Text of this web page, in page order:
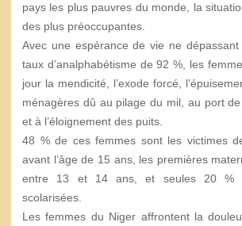
pays les plus pauvres du monde, la
des plus préoccupantes.
Avec une espérance de vie ne
taux d’analphabétisme de 92 %, les
jour la mendicité, l’exode forcé,
ménagères dû au pilage du mil, au port
et à l’éloignement des puits.
48 % de ces femmes sont les victimes
avant l’âge de 15 ans, les premières
entre 13 et 14 ans, et seules 20 %
scolarisées.
Les femmes du Niger affrontent la